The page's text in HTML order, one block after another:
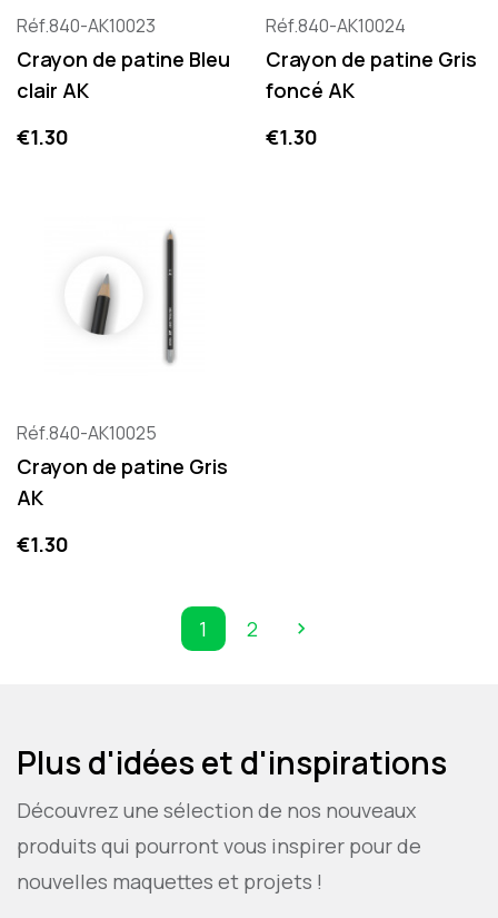
Réf.840-AK10023
Crayon de patine Bleu
clair AK
Price
€1.30
Réf.840-AK10024
Crayon de patine Gris
foncé AK
Price
€1.30
Réf.840-AK10025
Crayon de patine Gris
AK
Price
€1.30
1 2 
Plus d'idées et d'inspirations
Découvrez une sélection de nos nouveaux
produits qui pourront vous inspirer pour de
nouvelles maquettes et projets !